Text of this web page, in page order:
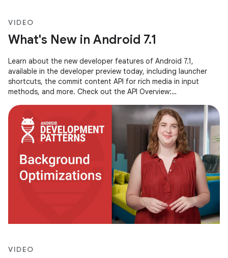
VIDEO
What's New in Android 7.1
Learn about the new developer features of Android 7.1,
available in the developer preview today, including launcher
shortcuts, the commit content API for rich media in input
methods, and more. Check out the API Overview:
VIDEO